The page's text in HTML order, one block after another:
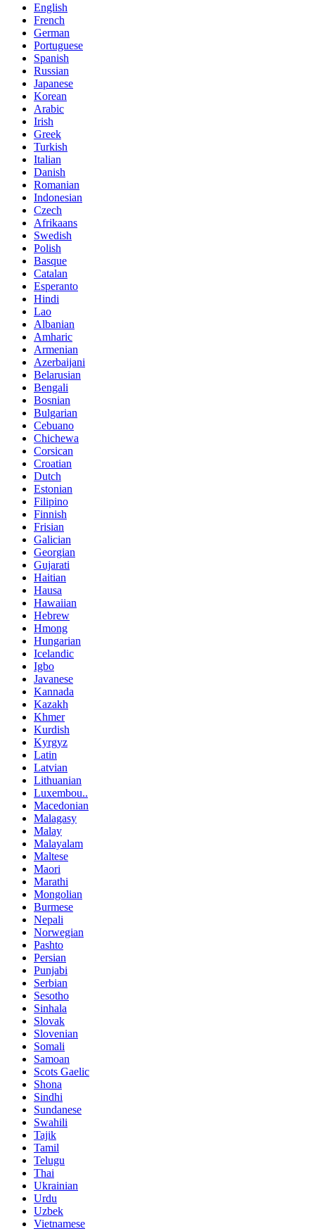
English
French
German
Portuguese
Spanish
Russian
Japanese
Korean
Arabic
Irish
Greek
Turkish
Italian
Danish
Romanian
Indonesian
Czech
Afrikaans
Swedish
Polish
Basque
Catalan
Esperanto
Hindi
Lao
Albanian
Amharic
Armenian
Azerbaijani
Belarusian
Bengali
Bosnian
Bulgarian
Cebuano
Chichewa
Corsican
Croatian
Dutch
Estonian
Filipino
Finnish
Frisian
Galician
Georgian
Gujarati
Haitian
Hausa
Hawaiian
Hebrew
Hmong
Hungarian
Icelandic
Igbo
Javanese
Kannada
Kazakh
Khmer
Kurdish
Kyrgyz
Latin
Latvian
Lithuanian
Luxembou..
Macedonian
Malagasy
Malay
Malayalam
Maltese
Maori
Marathi
Mongolian
Burmese
Nepali
Norwegian
Pashto
Persian
Punjabi
Serbian
Sesotho
Sinhala
Slovak
Slovenian
Somali
Samoan
Scots Gaelic
Shona
Sindhi
Sundanese
Swahili
Tajik
Tamil
Telugu
Thai
Ukrainian
Urdu
Uzbek
Vietnamese